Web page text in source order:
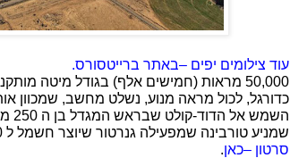
עוד צילומים יפים –באתר ברייטסורס.
כדורגל, לכול מראה מנוע, נשלט מחשב, שמכוון
שמניע טורבינה שמפעילה גנרטור שיוצר חשמל ל 120,000 בתים (טוענים).
סרטון –כאן.